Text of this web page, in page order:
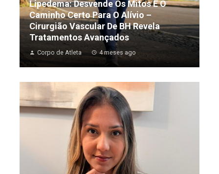
Lipedema: Desvende Os Mitos E O
Caminho Certo Para O Alívio –
Cirurgião Vascular De BH Revela
Tratamentos Avançados
Corpo de Atleta 4 meses ago